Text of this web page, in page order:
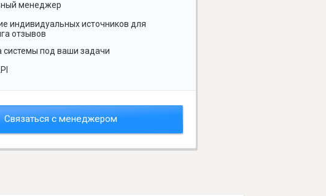
менеджер
индивидуальных источников для
отзывов
системы под ваши задачи
Связаться с менеджером